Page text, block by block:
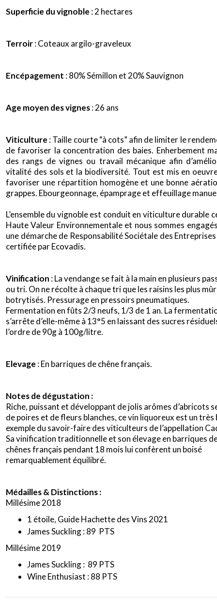
Superficie du vignoble : 2 hectares
Terroir: Coteaux argilo-graveleux
Encépagement : 80% Sémillon et 20% Sauvignon
Age moyen des vignes: 26 ans
Viticulture : Taille courte “à cots” afin de limiter le
de favoriser la concentration des baies. Enherbement
des rangs de vignes ou travail mécanique afin
vitalité des sols et la biodiversité. Tout est mis en
favoriser une répartition homogène et une bonne
grappes. Ebourgeonnage, épamprage et effeuillage
L’ensemble du vignoble est conduit en viticulture durable
Haute Valeur Environnementale et nous sommes
une démarche de Responsabilité Sociétale des Entreprises
certifiée parEcovadis.
Vinification : La vendange se fait à la main en plusieurs
ou tri. On ne récolte à chaque tri que les raisins les plus
botrytisés. Pressurage en pressoirs pneumatiques.
Fermentation en fûts 2/3 neufs, 1/3 de 1 an. La
s’arrête d’elle-même à 13°5 en laissant des sucres
l’ordre de 90g à 100g/litre.
Elevage : En barriques de chêne français.
Notes de dégustation :
Riche, puissant et développant de jolis arômes d’abricots
de poires et de fleurs blanches, ce vin liquoreux est un très
exemple du savoir-faire des viticulteurs de l’appellation
Sa vinification traditionnelle et son élevage en barriques
chênes français pendant 18 mois lui confèrent un boisé
remarquablement équilibré.
Médailles & Distinctions :
Millésime 2018
1 étoile, Guide Hachette des Vins 2021
James Suckling : 89 PTS
Millésime 2019
James Suckling : 89 PTS
Wine Enthusiast : 88 PTS